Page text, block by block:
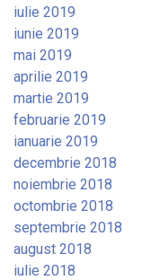
iulie 2019
iunie 2019
mai 2019
aprilie 2019
martie 2019
februarie 2019
ianuarie 2019
decembrie 2018
noiembrie 2018
octombrie 2018
septembrie 2018
august 2018
iulie 2018